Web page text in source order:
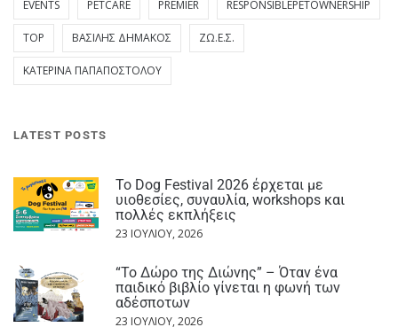
EVENTS PETCARE PREMIER RESPONSIBLEPETOWNERSHIP
TOP ΒΑΣΊΛΗΣ ΔΗΜΆΚΟΣ ΖΩ.Ε.Σ.
ΚΑΤΕΡΊΝΑ ΠΑΠΑΠΟΣΤΌΛΟΥ
LATEST POSTS
Το Dog Festival 2026 έρχεται με
υιοθεσίες, συναυλία, workshops και
πολλές εκπλήξεις
23 ΙΟΥΛΊΟΥ, 2026
“Το Δώρο της Διώνης” – Όταν ένα
παιδικό βιβλίο γίνεται η φωνή των
αδέσποτων
23 ΙΟΥΛΊΟΥ, 2026